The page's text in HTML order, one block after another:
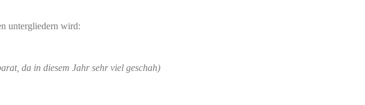
untergliedern wird:
da in diesem Jahr sehr viel geschah)